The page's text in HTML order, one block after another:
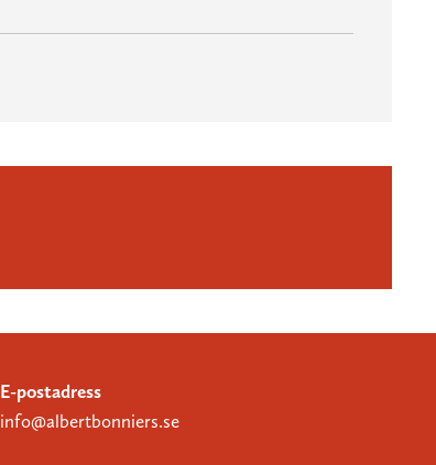
E-postadress
info@albertbonniers.se